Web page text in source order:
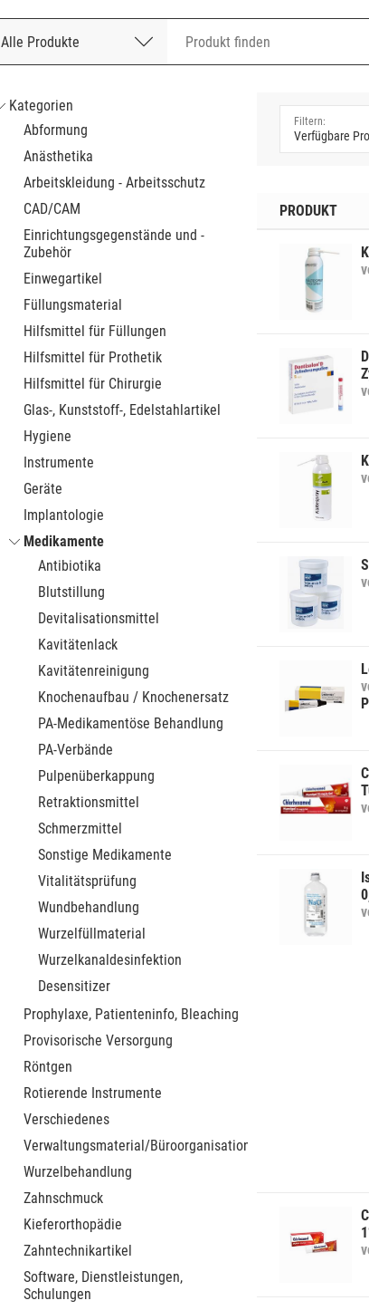
Alle Produkte
Nach Bestellnummer
Kategorien
Abformung
Anästhetika
Arbeitskleidung - Arbeitsschutz
CAD/CAM
Einrichtungsgegenstände und -
Zubehör
Einwegartikel
Füllungsmaterial
Hilfsmittel für Füllungen
Hilfsmittel für Prothetik
Hilfsmittel für Chirurgie
Glas-, Kunststoff-, Edelstahlartikel
Hygiene
Instrumente
Geräte
Implantologie
Medikamente
Antibiotika
Blutstillung
Devitalisationsmittel
Kavitätenlack
Kavitätenreinigung
Knochenaufbau / Knochenersatz
PA-Medikamentöse Behandlung
PA-Verbände
Pulpenüberkappung
Retraktionsmittel
Schmerzmittel
Sonstige Medikamente
Vitalitätsprüfung
Wundbehandlung
Wurzelfüllmaterial
Wurzelkanaldesinfektion
Desensitizer
Prophylaxe, Patienteninfo, Bleaching
Provisorische Versorgung
Röntgen
Rotierende Instrumente
Verschiedenes
Verwaltungsmaterial/Büroorganisation
Wurzelbehandlung
Zahnschmuck
Kieferorthopädie
Zahntechnikartikel
Software, Dienstleistungen,
Schulungen
PRODUKT